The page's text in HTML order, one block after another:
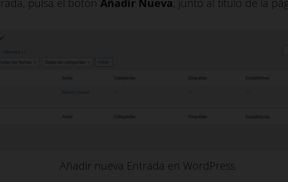
Añadir nueva Entrada en WordPress